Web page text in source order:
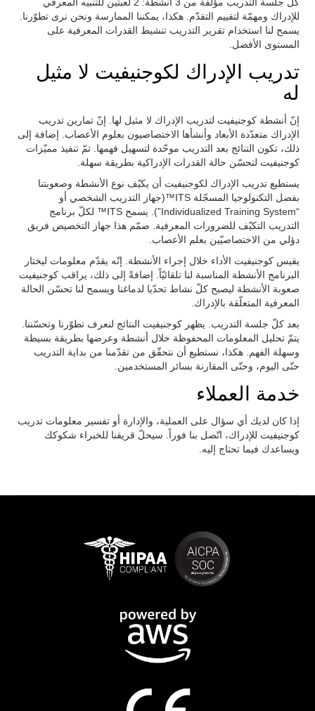
للإدراك ومهمّة لتقييم التقدّم. هكذا، يمكننا الممارسة ونحن نرى تطوّرنا.
يسمح لنا استخدام تقرير التدريب تنشيط القدرات المعرفية على
المستوى الأفضل.
تدريب الإدراك لكوجنيفيت لا مثيل
له
إنّ أنشطة كوجنيفيت لتدريب الإدراك لا مثيل لها. إنّ تمارين تدريب
الإدراك متعدّدة الأبعاد وأنشأها الاختصاصيون بعلوم الأعصاب. إضافة إلى
ذلك، تكون التنائج بعد التدريب موحّدة لتسهيل فهمها. تمّ تنفيذ مميّزات
كوجنيفيت لتحسّن حالة القدرات الإدراكية بطريقة سهلة.
يستطيع تدريب الإدراك لكوجنيفيت أن يكيّف نوع الأنشطة وصعوبتنا
بفضل التكنولوجيا المسجّلة ITS™(جهاز التدريب الشخصي أو
“Individualized Training System”). يسمح ITS™ لكلّ برنامج
التدريب التكيّف للضرورات المعرفية. صمّم هذا جهاز التخصيص فريق
دؤلي من الاختصاصيّين بعلم الأعصاب.
يقيس كوجنيفيت الأداء خلال إجراء الأنشطة. إنّه يقدّم معلومات ليختار
البرنامج الأنشطة المناسبة لنا تلقائيّاً. إضافةً إلى ذلك، يراقب كوجنيفيت
صعوبة الأنشطة ليصبح كلّ نشاط تحدّيا لدماغنا ويسمح لنا تحسّن الحالة
المعرفية المتعلّقة بالإدراك.
بعد كلّ جلسة التدريب. يظهر كوجنيفيت النتائج لنعرف تطوّرنا وتحسّننا.
يتمّ تحليل المعلومات المحفوظة خلال أنشطة وعرضها بطريقة بسيطة
وسهلة الفهم. هكذا، نستطيع أن نتحقّق من تقدّمنا من بداية التدريب
حتّى اليوم، وحتّى المقارنة بسائر المستخدمين.
خدمة العملاء
إذا كان لديك أي سؤال على العملية، والإدارة أو تفسير معلومات تدريب
كوجنيفيت للإدراك، اتّصل بنا فوراً. سيحلّ قريقنا للخبراء شكوكك
ويساعدك فيما تحتاج إليه.